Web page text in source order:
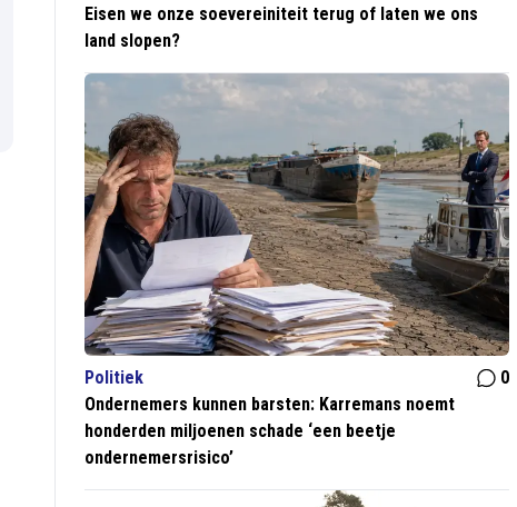
Eisen we onze soevereiniteit terug of laten we ons
land slopen?
Politiek
0
Ondernemers kunnen barsten: Karremans noemt
honderden miljoenen schade ‘een beetje
ondernemersrisico’